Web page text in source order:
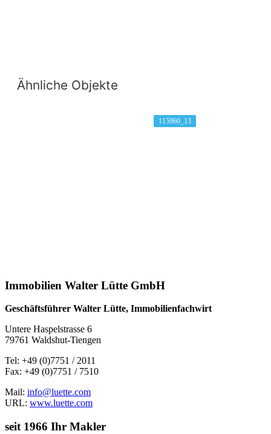
Ähnliche Objekte
115960_13
Immobilien Walter Lütte GmbH
Geschäftsführer Walter Lütte, Immobilienfachwirt
Untere Haspelstrasse 6
79761 Waldshut-Tiengen
Tel: +49 (0)7751 / 2011
Fax: +49 (0)7751 / 7510
Mail: info@luette.com
URL: www.luette.com
seit 1966 Ihr Makler